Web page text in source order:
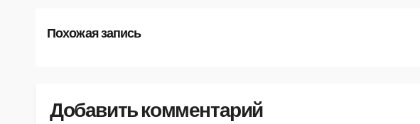
Похожая запись
Добавить комментарий